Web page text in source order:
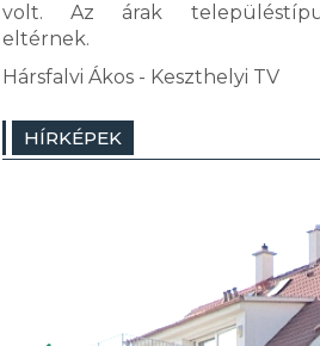
volt. Az árak
eltérnek.
Hársfalvi Ákos - Keszthelyi TV
HÍRKÉPEK